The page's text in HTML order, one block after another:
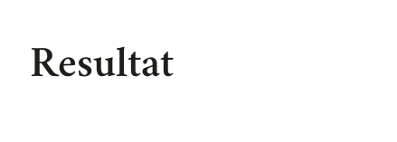
Resultat